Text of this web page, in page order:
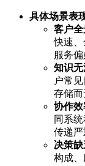
具体场景表
客户全
快速、
服务偏
知识无
户常
存储而
协作效
同系
传递严
决策缺
构成